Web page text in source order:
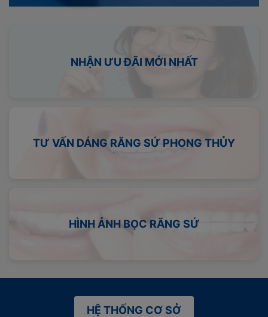
NHẬN ƯU ĐÃI MỚI NHẤT
TƯ VẤN DÁNG RĂNG SỨ PHONG THỦY
HÌNH ẢNH BỌC RĂNG SỨ
HỆ THỐNG CƠ SỞ